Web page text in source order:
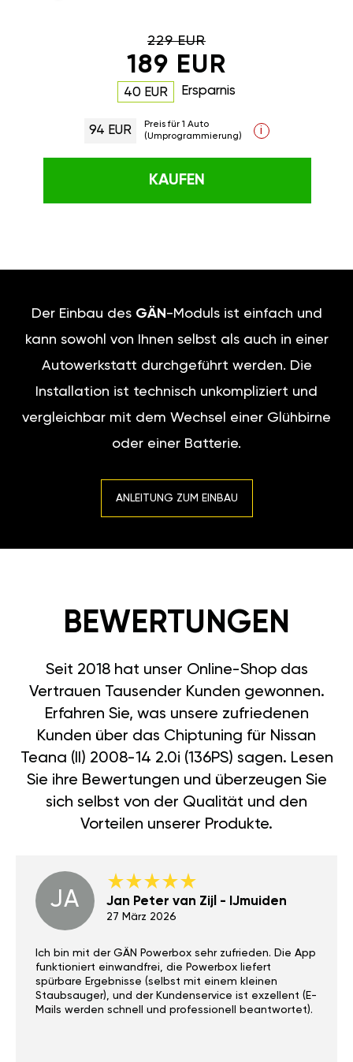
229 EUR
189 EUR
40 EUR Ersparnis
94 EUR
Preis für 1 Auto
(Umprogrammierung)
i
KAUFEN
Der Einbau des GÄN -Moduls ist einfach und
kann sowohl von Ihnen selbst als auch in einer
Autowerkstatt durchgeführt werden. Die
Installation ist technisch unkompliziert und
vergleichbar mit dem Wechsel einer Glühbirne
oder einer Batterie.
ANLEITUNG ZUM EINBAU
BEWERTUNGEN
Seit 2018 hat unser Online-Shop das
Vertrauen Tausender Kunden gewonnen.
Erfahren Sie, was unsere zufriedenen
Kunden über das Chiptuning für Nissan
Teana (II) 2008-14 2.0i (136PS) sagen. Lesen
Sie ihre Bewertungen und überzeugen Sie
sich selbst von der Qualität und den
Vorteilen unserer Produkte.
JA Jan Peter van Zijl - IJmuiden
27 März 2026
Ich bin mit der GÄN Powerbox sehr zufrieden. Die App
funktioniert einwandfrei, die Powerbox liefert
spürbare Ergebnisse (selbst mit einem kleinen
Staubsauger), und der Kundenservice ist exzellent (E-
Mails werden schnell und professionell beantwortet).